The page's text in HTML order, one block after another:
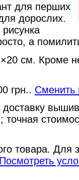
для перших
дорослих.
а
см. Кроме
грн.. Сменить
товара. Для
Посмотреть